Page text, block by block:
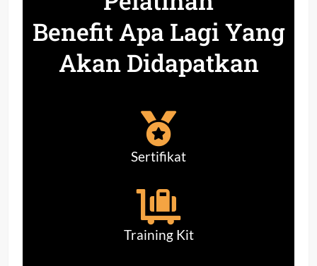
Benefit Apa Lagi Yang
Akan Didapatkan
Sertifikat
Training Kit